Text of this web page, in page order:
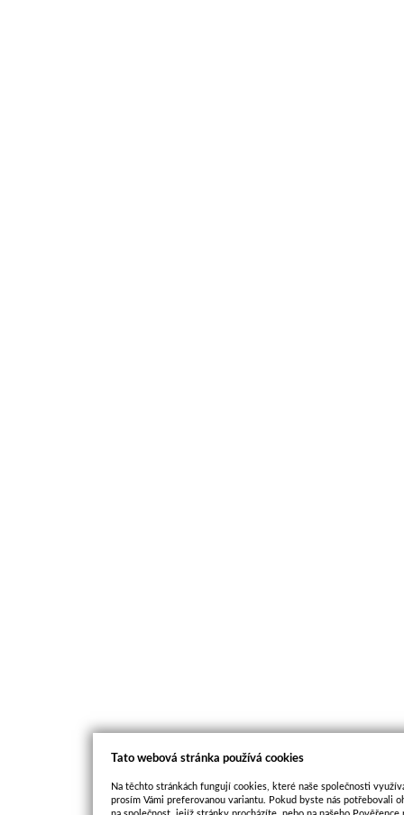
Tato webová stránka používá cookies
Na těchto stránkách fungují cookies, které naše společnosti
prosím Vámi preferovanou variantu. Pokud byste nás potřebovali